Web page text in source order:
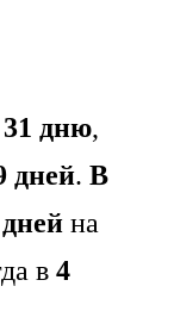
31 дню,
дней. В
на
в 4